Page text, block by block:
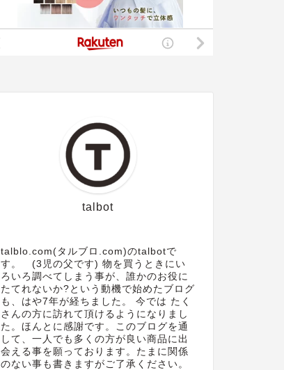
talbot
talblo.com(タルブロ.com)のtalbotで
す。 (3児の父です) 物を買うときにい
ろいろ調べてしまう事が、誰かのお役に
たてれないか?という動機で始めたブログ
も、はや7年が経ちました。 今では たく
さんの方に訪れて頂けるようになりまし
た。ほんとに感謝です。このブログを通
して、一人でも多くの方が良い商品に出
会える事を願っております。たまに関係
のない事も書きますがご了承ください。